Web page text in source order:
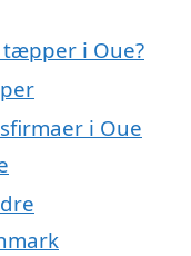
i Oue?
i Oue